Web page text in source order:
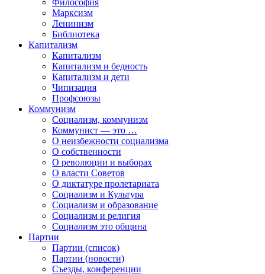
Философия
Марксизм
Ленинизм
Библиотека
Капитализм
Капитализм
Капитализм и бедность
Капитализм и дети
Чипизация
Профсоюзы
Коммунизм
Социализм, коммунизм
Коммунист — это …
О неизбежности социализма
О собственности
О революции и выборах
О власти Советов
О диктатуре пролетариата
Социализм и Культура
Социализм и образование
Социализм и религия
Социализм это община
Партии
Партии (список)
Партии (новости)
Съезды, конференции